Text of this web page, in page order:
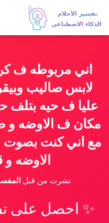
اني مربوطه ف
لابس صاليب
عليا ف حيه بتلف
مكان ف الاوضه
مع اني كنت بصوت
الاوضه
نشرت من قبل
✨ احصل على